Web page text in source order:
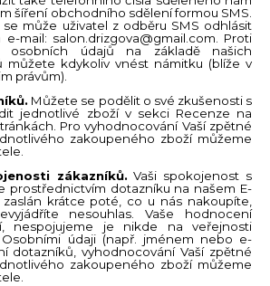
šíření obchodního sdělení formou SMS.
může uživatel z odběru SMS odhlásit
e-mail: salon.drizgova@gmail.com . Proti
osobních údajů na základě našich
můžete kdykoliv vnést námitku (blíže v
právům).
Můžete se podělit o své zkušenosti s
jednotlivé zboží v sekci Recenze na
Pro vyhodnocování Vaší zpětné
zakoupeného zboží můžeme
zákazníků. Vaši spokojenost s
prostřednictvím dotazníku na našem E-
zaslán krátce poté, co u nás nakoupíte,
nesouhlas. Vaše hodnocení
nespojujeme je nikde na veřejnosti
údaji (např. jménem nebo e-
dotazníků, vyhodnocování Vaší zpětné
zakoupeného zboží můžeme